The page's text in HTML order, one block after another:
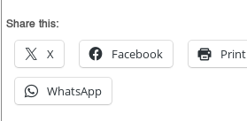
Share this:
X Facebook Print
WhatsApp